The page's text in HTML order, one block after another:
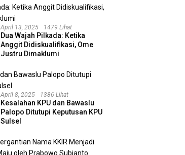
April 13, 2025 1479 Lihat
Dua Wajah Pilkada: Ketika
Anggit Didiskualifikasi, Ome
Justru Dimaklumi
April 8, 2025 1386 Lihat
Kesalahan KPU dan Bawaslu
Palopo Ditutupi Keputusan KPU
Sulsel